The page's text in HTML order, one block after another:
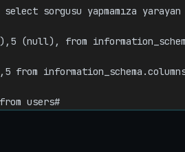
sorgusu yapmamıza
(null), from
information_schema.columns
users#